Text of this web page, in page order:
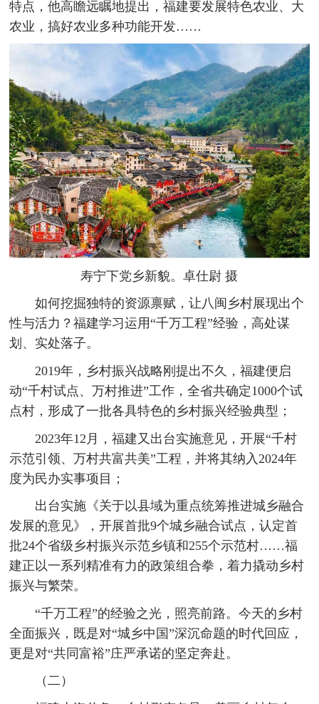
特点，他高瞻远瞩地提出，福建要发展特色农业、大
农业，搞好农业多种功能开发……
寿宁下党乡新貌。卓仕尉 摄
如何挖掘独特的资源禀赋，让八闽乡村展现出个
性与活力？福建学习运用“千万工程”经验，高处谋
划、实处落子。
2019年，乡村振兴战略刚提出不久，福建便启
动“千村试点、万村推进”工作，全省共确定1000个试
点村，形成了一批各具特色的乡村振兴经验典型；
2023年12月，福建又出台实施意见，开展“千村
示范引领、万村共富共美”工程，并将其纳入2024年
度为民办实事项目；
出台实施《关于以县域为重点统筹推进城乡融合
发展的意见》，开展首批9个城乡融合试点，认定首
批24个省级乡村振兴示范乡镇和255个示范村……福
建正以一系列精准有力的政策组合拳，着力撬动乡村
振兴与繁荣。
“千万工程”的经验之光，照亮前路。今天的乡村
全面振兴，既是对“城乡中国”深沉命题的时代回应，
更是对“共同富裕”庄严承诺的坚定奔赴。
（二）